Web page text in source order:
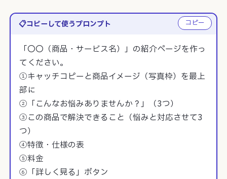
コピーして使うプロンプト
「〇〇（商品・サービス名）」の紹介ページを作っ
てください。
①キャッチコピーと商品イメージ（写真枠）を最上
部に
②「こんなお悩みありませんか？」（3つ）
③この商品で解決できること（悩みと対応させて3
つ）
④特徴・仕様の表
⑤料金
⑥「詳しく見る」ボタン
コピー